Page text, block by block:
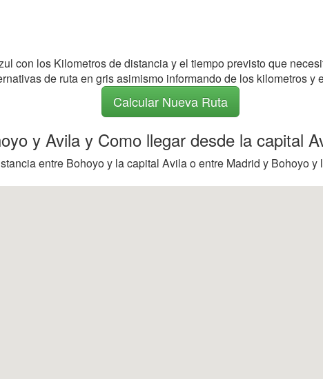
con los Kilometros de distancia y el tiempo previsto que
de ruta en gris asimismo informando de los kilometros y
Calcular Nueva Ruta
y Avila y Como llegar desde la capital
entre Bohoyo y la capital Avila o entre Madrid y Bohoyo y